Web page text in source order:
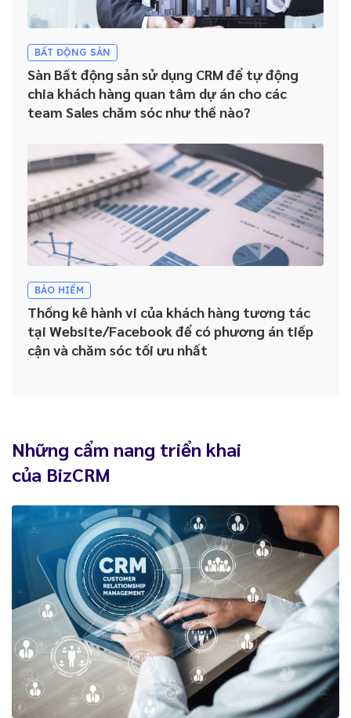
BẤT ĐỘNG SẢN
Sàn Bất động sản sử dụng CRM để tự động
chia khách hàng quan tâm dự án cho các
team Sales chăm sóc như thế nào?
BẢO HIỂM
Thống kê hành vi của khách hàng tương tác
tại Website/Facebook để có phương án tiếp
cận và chăm sóc tối ưu nhất
Những cẩm nang triển khai
của BizCRM